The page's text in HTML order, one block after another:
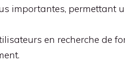
importantes, permettant
en recherche de